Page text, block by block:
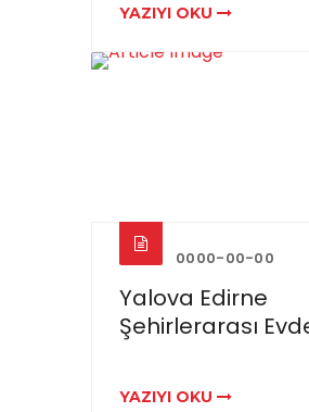
YAZIYI OKU
0000-00-00
Yalova Edirne
Şehirlerarası
YAZIYI OKU